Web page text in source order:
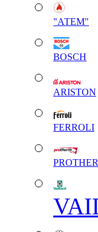
"АТЕМ"
BOSCH
ARISTON
FERROLI